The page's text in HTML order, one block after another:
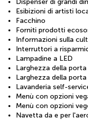
Esibizioni di artisti
Facchino
Forniti prodotti
Informazioni sulla
Interruttori a
Lampadine a LED
Larghezza della
Larghezza della
Lavanderia self-
Menù con opzioni
Menù con opzioni
Navetta da e per